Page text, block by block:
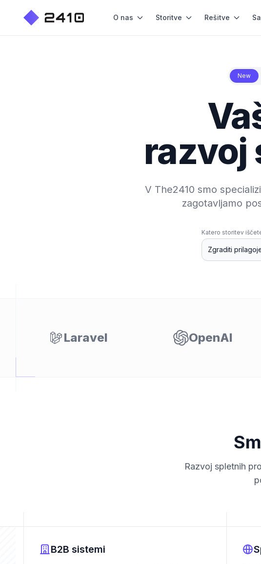
O nas Storitve Rešitve
New
razvoj
V The2410 smo
zagotavljamo
Katero storitev
Laravel OpenAI
Razvoj spletnih
B2B sistemi